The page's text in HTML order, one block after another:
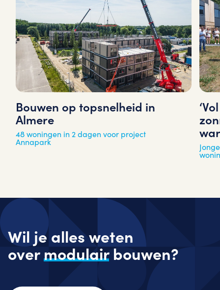
Bouwen op topsnelheid in
Almere
48 woningen in 2 dagen voor project
Annapark
Wil je alles weten
overmodulairbouwen?